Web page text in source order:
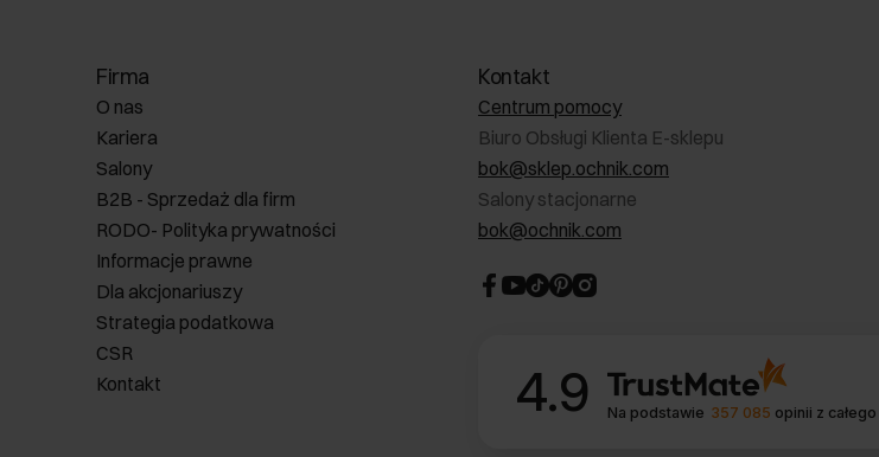
Firma
O nas
Kariera
Salony
B2B - Sprzedaż dla firm
RODO- Polityka prywatności
Informacje prawne
Dla akcjonariuszy
Strategia podatkowa
CSR
Kontakt
Kontakt
Centrum pomocy
Biuro Obsługi Klienta E-sklepu
bok@sklep.ochnik.com
Salony stacjonarne
bok@ochnik.com
4.9 Na podstawie 357 085 opinii z